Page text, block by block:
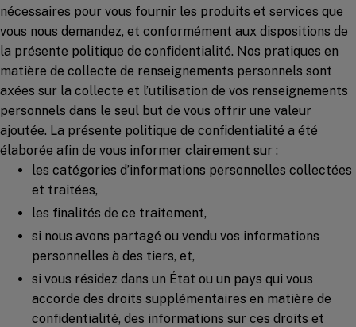
nécessaires pour vous fournir les produits et services que
vous nous demandez, et conformément aux dispositions de
la présente politique de confidentialité. Nos pratiques en
matière de collecte de renseignements personnels sont
axées sur la collecte et l’utilisation de vos renseignements
personnels dans le seul but de vous offrir une valeur
ajoutée. La présente politique de confidentialité a été
élaborée afin de vous informer clairement sur :
les catégories d’informations personnelles collectées
et traitées,
les finalités de ce traitement,
si nous avons partagé ou vendu vos informations
personnelles à des tiers, et,
si vous résidez dans un État ou un pays qui vous
accorde des droits supplémentaires en matière de
confidentialité, des informations sur ces droits et